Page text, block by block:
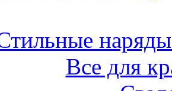
Все для